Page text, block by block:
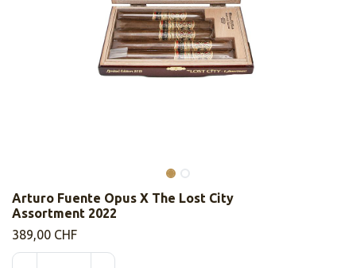
Arturo Fuente Opus X The Lost City
Assortment 2022
389,00 CHF